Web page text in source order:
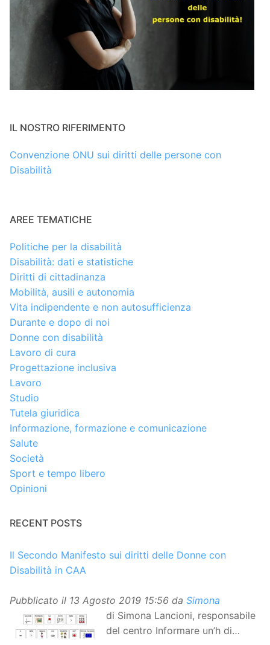
IL NOSTRO RIFERIMENTO
Convenzione ONU sui diritti delle persone con
Disabilità
AREE TEMATICHE
Politiche per la disabilità
Disabilità: dati e statistiche
Diritti di cittadinanza
Mobilità, ausili e autonomia
Vita indipendente e non autosufficienza
Durante e dopo di noi
Donne con disabilità
Lavoro di cura
Progettazione inclusiva
Lavoro
Studio
Tutela giuridica
Informazione, formazione e comunicazione
Salute
Società
Sport e tempo libero
Opinioni
RECENT POSTS
Il Secondo Manifesto sui diritti delle Donne con
Disabilità in CAA
Pubblicato il 13 Agosto 2019 15:56 da Simona
di Simona Lancioni, responsabile
del centro Informare un’h di